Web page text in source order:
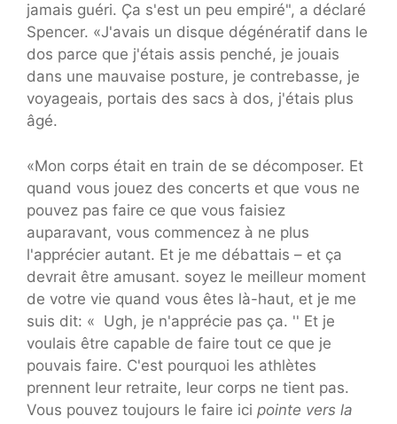
jamais guéri. Ça s'est un peu empiré", a déclaré
Spencer. «J'avais un disque dégénératif dans le
dos parce que j'étais assis penché, je jouais
dans une mauvaise posture, je contrebasse, je
voyageais, portais des sacs à dos, j'étais plus
âgé.
«Mon corps était en train de se décomposer. Et
quand vous jouez des concerts et que vous ne
pouvez pas faire ce que vous faisiez
auparavant, vous commencez à ne plus
l'apprécier autant. Et je me débattais – et ça
devrait être amusant. soyez le meilleur moment
de votre vie quand vous êtes là-haut, et je me
suis dit: « Ugh, je n'apprécie pas ça. '' Et je
voulais être capable de faire tout ce que je
pouvais faire. C'est pourquoi les athlètes
prennent leur retraite, leur corps ne tient pas.
Vous pouvez toujours le faire ici pointe vers la